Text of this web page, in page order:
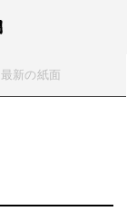
最新の紙面